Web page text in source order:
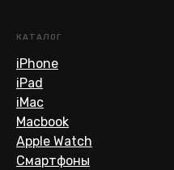
КАТАЛОГ
iPhone
iPad
iMac
Macbook
Apple Watch
Смартфоны